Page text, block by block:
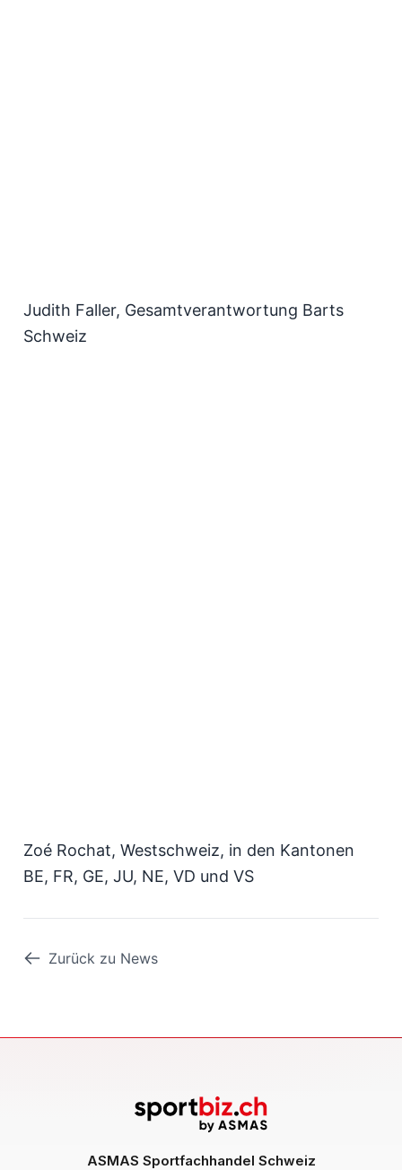
Judith Faller, Gesamtverantwortung Barts
Schweiz
Zoé Rochat, Westschweiz, in den Kantonen
BE, FR, GE, JU, NE, VD und VS
Zurück zu News
ASMAS Sportfachhandel Schweiz